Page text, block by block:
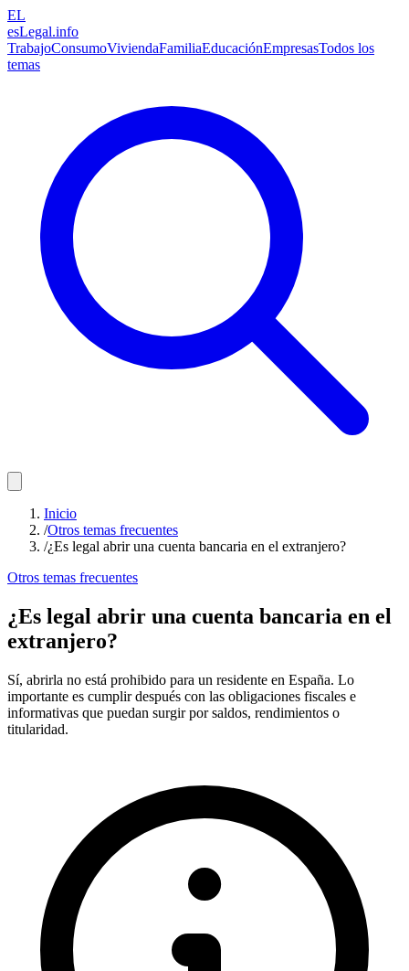
EL
esLegal.info
TrabajoConsumoViviendaFamiliaEducaciónEmpresasTodos los
temas
Inicio
/Otros temas frecuentes
/¿Es legal abrir una cuenta bancaria en el extranjero?
Otros temas frecuentes
¿Es legal abrir una cuenta bancaria en el
extranjero?
Sí, abrirla no está prohibido para un residente en España. Lo
importante es cumplir después con las obligaciones fiscales e
informativas que puedan surgir por saldos, rendimientos o
titularidad.